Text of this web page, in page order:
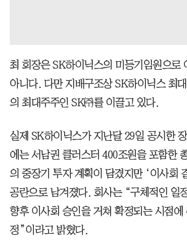
최 회장은 SK하이닉스의 미등기임원으로
아니다. 다만 지배구조상 SK하이닉스 최
의 최대주주인 SK㈜를 이끌고 있다.
실제 SK하이닉스가 지난달 29일 공시한
에는 서남권 클러스터 400조원을 포함한
의 중장기 투자 계획이 담겼지만 ‘이사회
공란으로 남겨졌다. 회사는 “구체적인 일
향후 이사회 승인을 거쳐 확정되는 시점에
정”이라고 밝혔다.